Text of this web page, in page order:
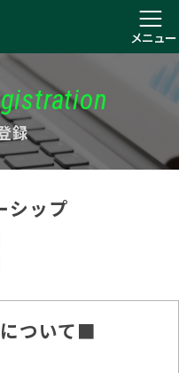
メニュー
録
シップ
ついて■